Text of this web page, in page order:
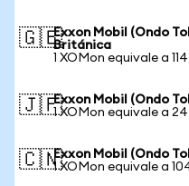
🇬🇧Exxon Mobil (Ondo
Británica
1 XOMon equivale a
🇯🇵Exxon Mobil (Ondo
1 XOMon equivale a
🇨🇳Exxon Mobil (Ondo
1 XOMon equivale a